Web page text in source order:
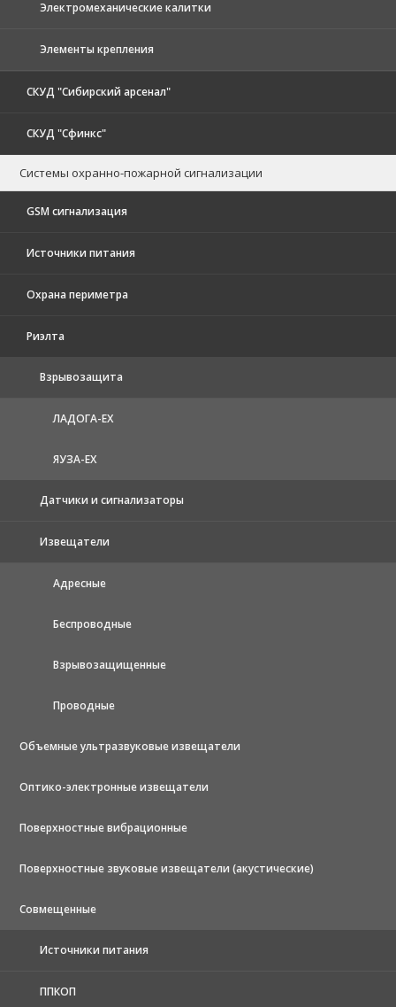
Электромеханические калитки
Элементы крепления
СКУД "Сибирский арсенал"
СКУД "Сфинкс"
Системы охранно-пожарной сигнализации
GSM сигнализация
Источники питания
Охрана периметра
Риэлта
Взрывозащита
ЛАДОГА-EX
ЯУЗА-ЕХ
Датчики и сигнализаторы
Извещатели
Адресные
Беспроводные
Взрывозащищенные
Проводные
Объемные ультразвуковые извещатели
Оптико-электронные извещатели
Поверхностные вибрационные
Поверхностные звуковые извещатели (акустические)
Совмещенные
Источники питания
ППКОП